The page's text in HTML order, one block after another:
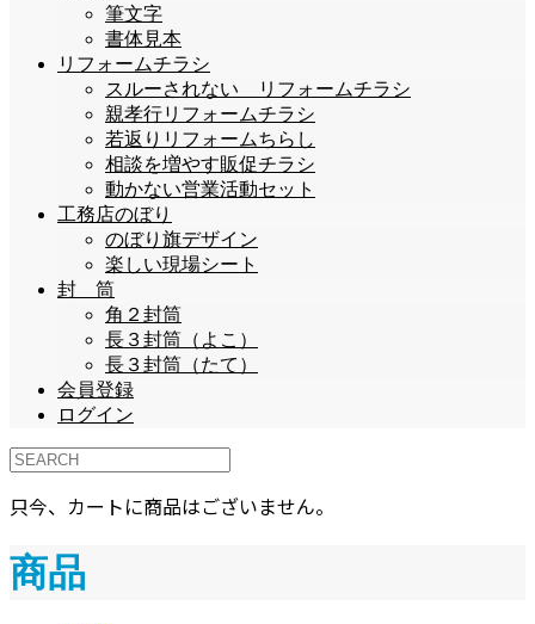
筆文字
書体見本
リフォームチラシ
スルーされない リフォームチラシ
親孝行リフォームチラシ
若返りリフォームちらし
相談を増やす販促チラシ
動かない営業活動セット
工務店のぼり
のぼり旗デザイン
楽しい現場シート
封 筒
角２封筒
長３封筒（よこ）
長３封筒（たて）
会員登録
ログイン
只今、カートに商品はございません。
商品